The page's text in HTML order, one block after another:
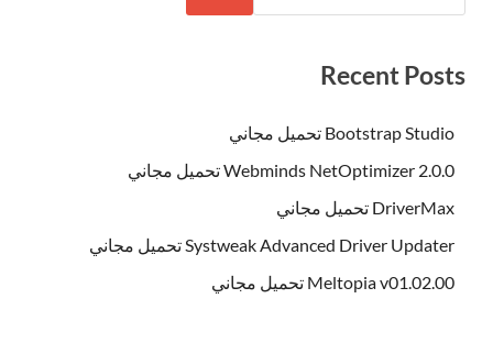
Recent Posts
Bootstrap Studio تحميل مجاني
Webminds NetOptimizer 2.0.0 تحميل مجاني
DriverMax تحميل مجاني
Systweak Advanced Driver Updater تحميل مجاني
Meltopia v01.02.00 تحميل مجاني